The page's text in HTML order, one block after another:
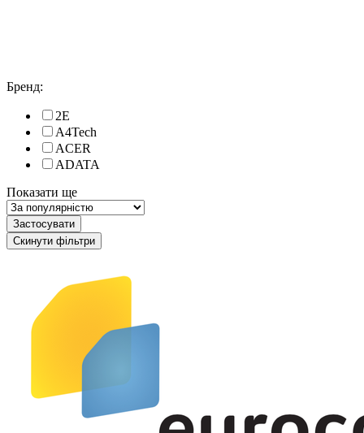
Бренд:
2E
A4Tech
ACER
ADATA
Показати ще
Застосувати
Скинути фільтри